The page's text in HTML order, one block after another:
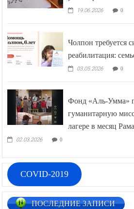
учить арабский язык
Чолпон требуется
реабилитация:
Фонд «Аль-Умма»
гуманитарную
COVID-2019